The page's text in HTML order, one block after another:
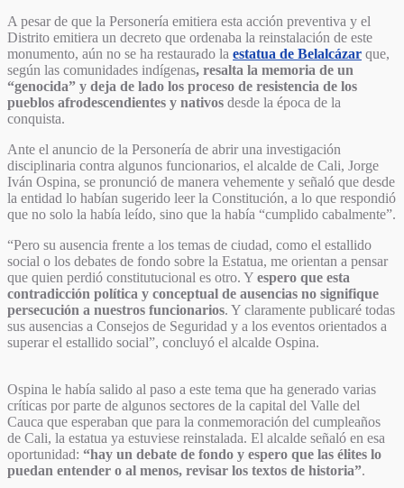
A pesar de que la Personería emitiera esta acción preventiva y el
Distrito emitiera un decreto que ordenaba la reinstalación de este
monumento, aún no se ha restaurado la estatua de Belalcázar que,
según las comunidades indígenas, resalta la memoria de un
“genocida” y deja de lado los proceso de resistencia de los
pueblos afrodescendientes y nativos desde la época de la
conquista.
Ante el anuncio de la Personería de abrir una investigación
disciplinaria contra algunos funcionarios, el alcalde de Cali, Jorge
Iván Ospina, se pronunció de manera vehemente y señaló que desde
la entidad lo habían sugerido leer la Constitución, a lo que respondió
que no solo la había leído, sino que la había “cumplido cabalmente”.
“Pero su ausencia frente a los temas de ciudad, como el estallido
social o los debates de fondo sobre la Estatua, me orientan a pensar
que quien perdió constitutucional es otro. Y espero que esta
contradicción política y conceptual de ausencias no signifique
persecución a nuestros funcionarios. Y claramente publicaré todas
sus ausencias a Consejos de Seguridad y a los eventos orientados a
superar el estallido social”, concluyó el alcalde Ospina.
Ospina le había salido al paso a este tema que ha generado varias
críticas por parte de algunos sectores de la capital del Valle del
Cauca que esperaban que para la conmemoración del cumpleaños
de Cali, la estatua ya estuviese reinstalada. El alcalde señaló en esa
oportunidad: “hay un debate de fondo y espero que las élites lo
puedan entender o al menos, revisar los textos de historia”.